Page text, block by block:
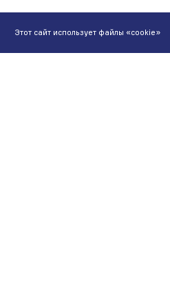
Этот сайт использует файлы «cookie»